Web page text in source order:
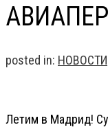
posted in: НОВОСТИ
Летим в Мадрид!